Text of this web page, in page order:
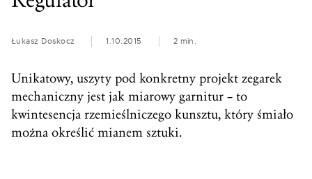
Łukasz Doskocz 1.10.2015 2 min.
Unikatowy, uszyty pod konkretny projekt zegarek
mechaniczny jest jak miarowy garnitur – to
kwintesencja rzemieślniczego kunsztu, który śmiało
można określić mianem sztuki.